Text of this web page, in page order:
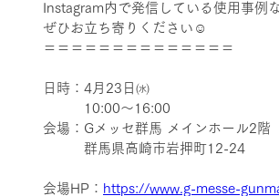
Instagram内で発信している使用事例
ぜひお立ち寄りください☺
＝＝＝＝＝＝＝＝＝＝＝＝＝＝
日時：4月23日㈬
10:00～16:00
会場：Gメッセ群馬 メインホール2階
群馬県高崎市岩押町12-24
会場HP： https://www.g-messe-